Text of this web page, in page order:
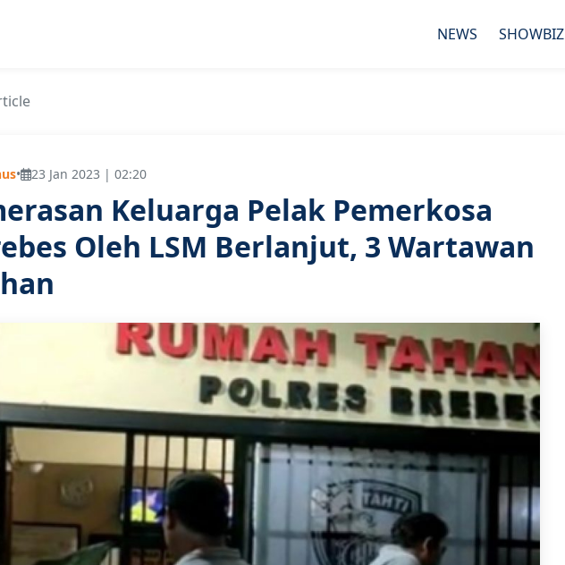
NEWS SHOWBIZ
• 23 Jan 2023 | 02:20
Keluarga Pelak Pemerkosa
Oleh LSM Berlanjut, 3 Wartawan